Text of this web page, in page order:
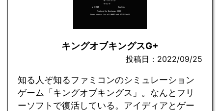
キングオブキングスG+
投稿日：2022/09/25
知る人ぞ知るファミコンのシミュレーション
ゲーム「キングオブキングス」。なんとフリ
ーソフトで復活している。アイディアとゲー